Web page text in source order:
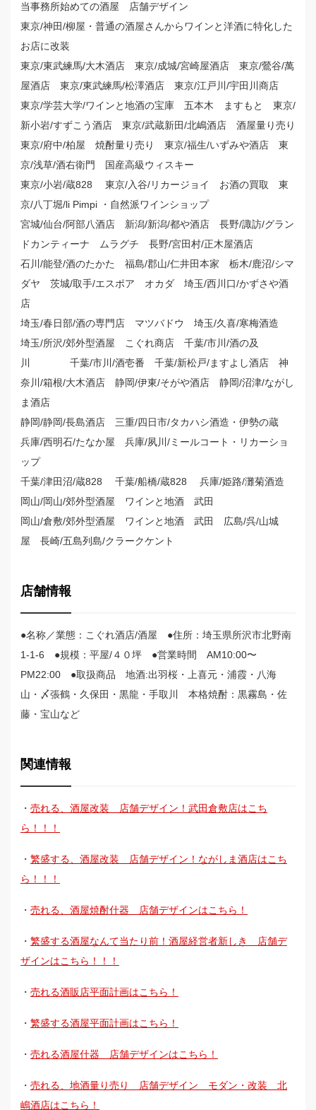
当事務所始めての酒屋 店舗デザイン
東京/神田/柳屋・普通の酒屋さんからワインと洋酒に特化した
お店に改装
東京/東武練馬/大木酒店 東京/成城/宮崎屋酒店 東京/鶯谷/萬
屋酒店 東京/東武練馬/松澤酒店 東京/江戸川/宇田川商店
東京/学芸大学/ワインと地酒の宝庫 五本木 ますもと 東京/
新小岩/すずこう酒店 東京/武蔵新田/北嶋酒店 酒屋量り売り
東京/府中/柏屋 焼酎量り売り 東京/福生/いずみや酒店 東
京/浅草/酒右衛門 国産高級ウィスキー
東京/小岩/蔵828 東京/入谷/リカージョイ お酒の買取 東
京/八丁堀/li Pimpi ・自然派ワインショップ
宮城/仙台/阿部八酒店 新潟/新潟/都や酒店 長野/諏訪/グラン
ドカンティーナ ムラグチ 長野/宮田村/正木屋酒店
石川/能登/酒のたかた 福島/郡山/仁井田本家 栃木/鹿沼/シマ
ダヤ 茨城/取手/エスポア オカダ 埼玉/西川口/かずさや酒
店
埼玉/春日部/酒の専門店 マツバドウ 埼玉/久喜/寒梅酒造
埼玉/所沢/郊外型酒屋 こぐれ商店 千葉/市川/酒の及
川 千葉/市川/酒壱番 千葉/新松戸/ますよし酒店 神
奈川/箱根/大木酒店 静岡/伊東/そがや酒店 静岡/沼津/ながし
ま酒店
静岡/静岡/長島酒店 三重/四日市/タカハシ酒造・伊勢の蔵
兵庫/西明石/たなか屋 兵庫/夙川/ミールコート・リカーショ
ップ
千葉/津田沼/蔵828 千葉/船橋/蔵828 兵庫/姫路/灘菊酒造
岡山/岡山/郊外型酒屋 ワインと地酒 武田
岡山/倉敷/郊外型酒屋 ワインと地酒 武田 広島/呉/山城
屋 長崎/五島列島/クラークケント
店舗情報
●名称／業態：こぐれ酒店/酒屋 ●住所：埼玉県所沢市北野南
1-1-6 ●規模：平屋/４０坪 ●営業時間 AM10:00〜
PM22:00 ●取扱商品 地酒:出羽桜・上喜元・浦霞・八海
山・〆張鶴・久保田・黒龍・手取川 本格焼酎：黒霧島・佐
藤・宝山など
関連情報
・ 売れる、酒屋改装 店舗デザイン！武田倉敷店はこち
ら！！！
・ 繁盛する、酒屋改装 店舗デザイン！ながしま酒店はこち
ら！！！
・ 売れる、酒屋焼酎什器 店舗デザインはこちら！
・ 繁盛する酒屋なんて当たり前！酒屋経営者新しき 店舗デ
ザインはこちら！！！
・ 売れる酒販店平面計画はこちら！
・ 繁盛する酒屋平面計画はこちら！
・ 売れる酒屋什器 店舗デザインはこちら！
・ 売れる、地酒量り売り 店舗デザイン モダン・改装 北
嶋酒店はこちら！